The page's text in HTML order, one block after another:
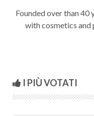
Founded over than 40
with cosmetics and
I PIÙ VOTATI